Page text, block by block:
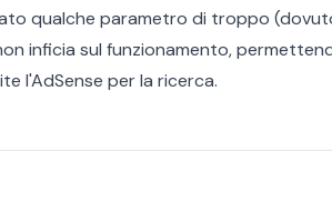
qualche parametro di troppo
inficia sul funzionamento,
l'AdSense per la ricerca.